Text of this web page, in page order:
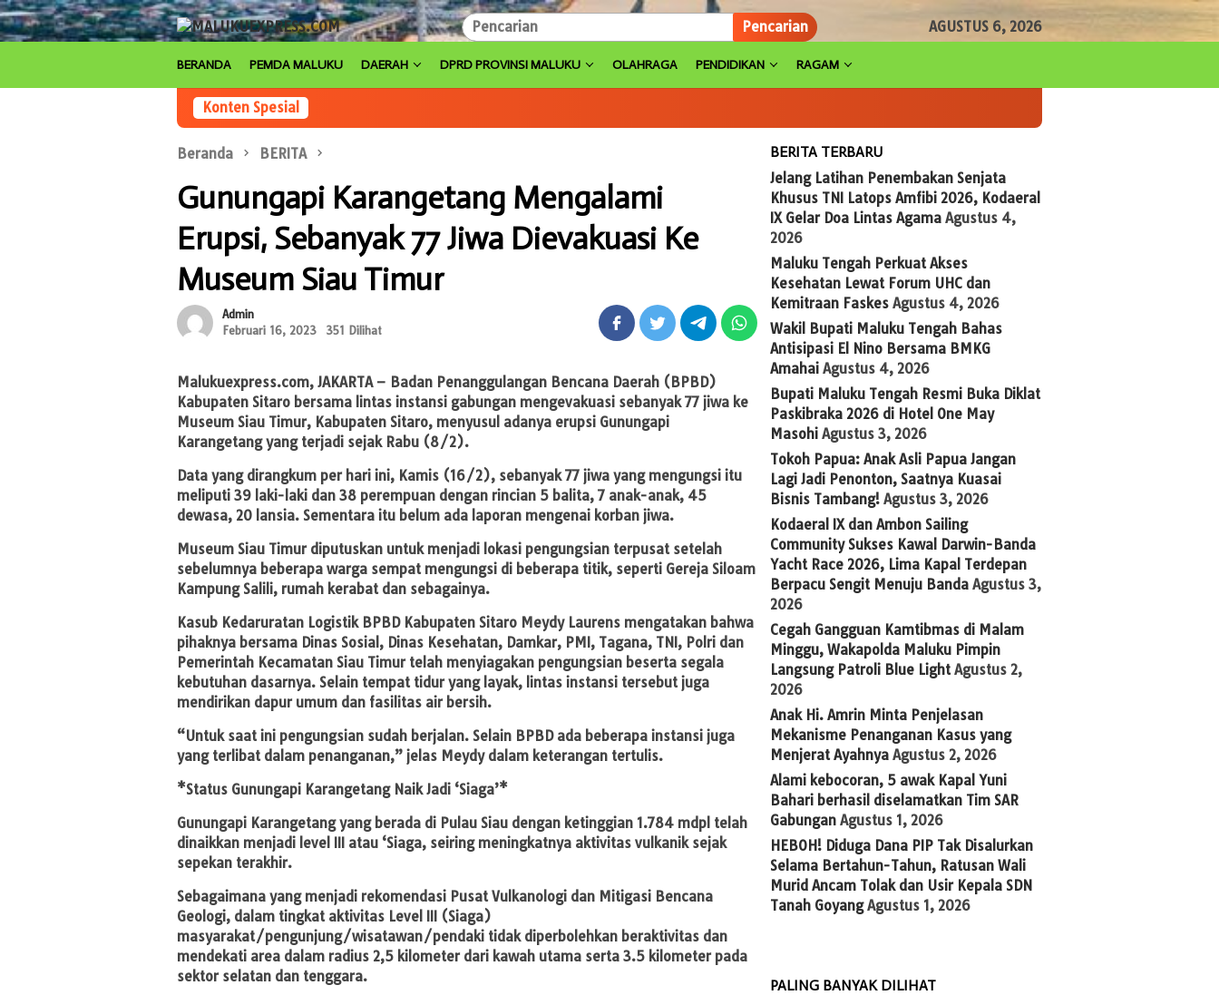
Loncat
ke
Pencarian AGUSTUS 6, 2026
BERANDA PEMDA MALUKU DAERAH DPRD PROVINSI MALUKU OLAHRAGA PENDIDIKAN RAGAM
Konten Spesial
Beranda BERITA
Gunungapi Karangetang Mengalami
Erupsi, Sebanyak 77 Jiwa Dievakuasi Ke
Museum Siau Timur
Admin
Februari 16, 2023
351 Dilihat
Malukuexpress.com, JAKARTA – Badan Penanggulangan Bencana Daerah (BPBD)
Kabupaten Sitaro bersama lintas instansi gabungan mengevakuasi sebanyak 77 jiwa ke
Museum Siau Timur, Kabupaten Sitaro, menyusul adanya erupsi Gunungapi
Karangetang yang terjadi sejak Rabu (8/2).
Data yang dirangkum per hari ini, Kamis (16/2), sebanyak 77 jiwa yang mengungsi itu
meliputi 39 laki-laki dan 38 perempuan dengan rincian 5 balita, 7 anak-anak, 45
dewasa, 20 lansia. Sementara itu belum ada laporan mengenai korban jiwa.
Museum Siau Timur diputuskan untuk menjadi lokasi pengungsian terpusat setelah
sebelumnya beberapa warga sempat mengungsi di beberapa titik, seperti Gereja Siloam
Kampung Salili, rumah kerabat dan sebagainya.
Kasub Kedaruratan Logistik BPBD Kabupaten Sitaro Meydy Laurens mengatakan bahwa
pihaknya bersama Dinas Sosial, Dinas Kesehatan, Damkar, PMI, Tagana, TNI, Polri dan
Pemerintah Kecamatan Siau Timur telah menyiagakan pengungsian beserta segala
kebutuhan dasarnya. Selain tempat tidur yang layak, lintas instansi tersebut juga
mendirikan dapur umum dan fasilitas air bersih.
“Untuk saat ini pengungsian sudah berjalan. Selain BPBD ada beberapa instansi juga
yang terlibat dalam penanganan,” jelas Meydy dalam keterangan tertulis.
*Status Gunungapi Karangetang Naik Jadi ‘Siaga’*
Gunungapi Karangetang yang berada di Pulau Siau dengan ketinggian 1.784 mdpl telah
dinaikkan menjadi level III atau ‘Siaga, seiring meningkatnya aktivitas vulkanik sejak
sepekan terakhir.
Sebagaimana yang menjadi rekomendasi Pusat Vulkanologi dan Mitigasi Bencana
Geologi, dalam tingkat aktivitas Level III (Siaga)
masyarakat/pengunjung/wisatawan/pendaki tidak diperbolehkan beraktivitas dan
mendekati area dalam radius 2,5 kilometer dari kawah utama serta 3.5 kilometer pada
sektor selatan dan tenggara.
BERITA TERBARU
Jelang Latihan Penembakan Senjata
Khusus TNI Latops Amfibi 2026, Kodaeral
IX Gelar Doa Lintas Agama Agustus 4,
2026
Maluku Tengah Perkuat Akses
Kesehatan Lewat Forum UHC dan
Kemitraan Faskes Agustus 4, 2026
Wakil Bupati Maluku Tengah Bahas
Antisipasi El Nino Bersama BMKG
Amahai Agustus 4, 2026
Bupati Maluku Tengah Resmi Buka Diklat
Paskibraka 2026 di Hotel One May
Masohi Agustus 3, 2026
Tokoh Papua: Anak Asli Papua Jangan
Lagi Jadi Penonton, Saatnya Kuasai
Bisnis Tambang! Agustus 3, 2026
Kodaeral IX dan Ambon Sailing
Community Sukses Kawal Darwin-Banda
Yacht Race 2026, Lima Kapal Terdepan
Berpacu Sengit Menuju Banda Agustus 3,
2026
Cegah Gangguan Kamtibmas di Malam
Minggu, Wakapolda Maluku Pimpin
Langsung Patroli Blue Light Agustus 2,
2026
Anak Hi. Amrin Minta Penjelasan
Mekanisme Penanganan Kasus yang
Menjerat Ayahnya Agustus 2, 2026
Alami kebocoran, 5 awak Kapal Yuni
Bahari berhasil diselamatkan Tim SAR
Gabungan Agustus 1, 2026
HEBOH! Diduga Dana PIP Tak Disalurkan
Selama Bertahun-Tahun, Ratusan Wali
Murid Ancam Tolak dan Usir Kepala SDN
Tanah Goyang Agustus 1, 2026
PALING BANYAK DILIHAT